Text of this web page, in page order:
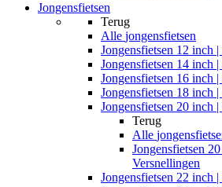
Jongensfietsen
Terug
Alle jongensfietsen
Jongensfietsen 12 inch
Jongensfietsen 14 inch
Jongensfietsen 16 inch
Jongensfietsen 18 inch
Jongensfietsen 20 inch
Terug
Alle
Jongensfietsen
Versnellingen
Jongensfietsen 22 inch